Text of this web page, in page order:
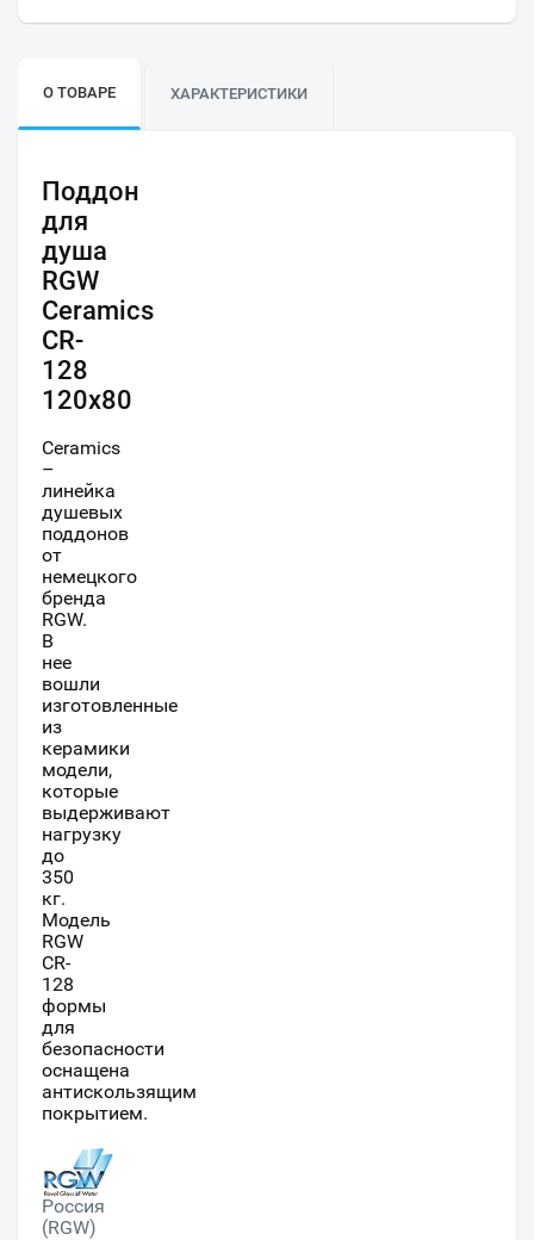
О ТОВАРЕ ХАРАКТЕРИСТИКИ
Поддон
для
душа
RGW
Ceramics
CR-
128
120х80
Ceramics
–
линейка
душевых
поддонов
от
немецкого
бренда
RGW.
В
нее
вошли
изготовленные
из
керамики
модели,
которые
выдерживают
нагрузку
до
350
кг.
Модель
RGW
CR-
128
формы
для
безопасности
оснащена
антискользящим
покрытием.
Россия
(RGW)